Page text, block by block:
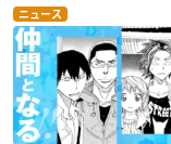
ニュース